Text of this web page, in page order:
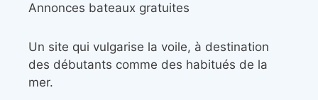
Annonces bateaux gratuites
Un site qui vulgarise la voile, à destination
des débutants comme des habitués de la
mer.